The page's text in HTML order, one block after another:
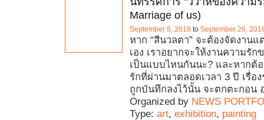
Marriage of us)
September 8, 2018 to September 26,
หาก “สีนวลตา” จะต้องจัดงานแ
เอง เราอยากจะให้งานความรัก
เป็นแบบไหนกันนะ? และหากต้อ
รักที่ผ่านมาตลอดเวลา 3 ปี เรื่อง
ถูกบันทึกลงไว้นั้น จะตกตะกอน
Organized by NEWS
Type: art, exhibition, painting